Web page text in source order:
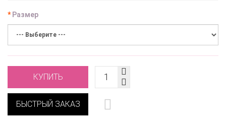
Размер
КУПИТЬ
БЫСТРЫЙ ЗАКАЗ